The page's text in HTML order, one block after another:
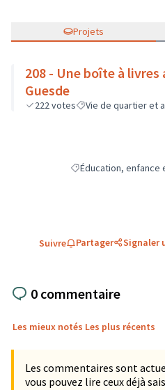
Projets
208 - Une boîte à livres
Guesde
222votes Vie de quartier et
Filtrer les résultats
Éducation, enfance
Suivre Partager Signaler
0 commentaire
Les mieux notés Les plus récents
Les commentaires sont
vous pouvez lire ceux déjà